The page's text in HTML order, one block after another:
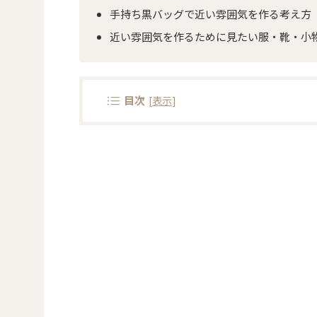
手持ち黒バッグで近い雰囲気を作る考え方
近い雰囲気を作るために見たい服・靴・小
目次 [表示]